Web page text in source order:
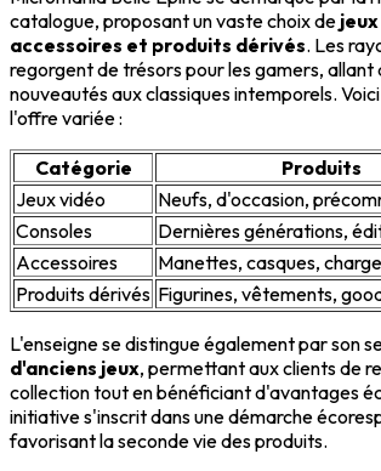
catalogue, proposant un vaste choix de
accessoires et produits dérivés. Les
regorgent de trésors pour les gamers, allant
nouveautés aux classiques intemporels.
l'offre variée :
Catégorie
Produits
Jeux vidéo
Neufs, d'occasion,
Consoles
Dernières générations,
Accessoires
Manettes, casques,
Produits dérivés Figurines, vêtements,
L'enseigne se distingue également par son
d'anciens jeux, permettant aux clients de
collection tout en bénéficiant d'avantages
initiative s'inscrit dans une démarche
favorisant la seconde vie des produits.